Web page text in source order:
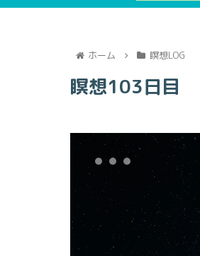
ホーム 瞑想LOG
瞑想103日目